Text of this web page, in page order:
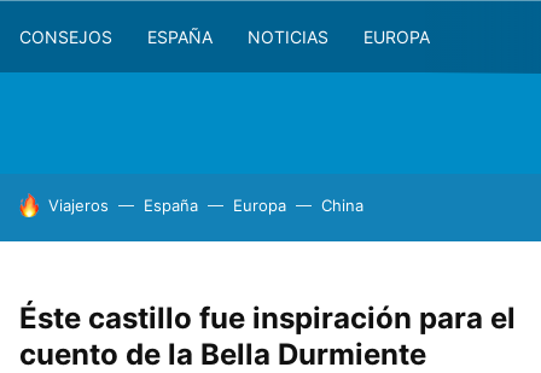
CONSEJOS ESPAÑA NOTICIAS EUROPA
HOY SE HABLA DE
Viajeros España Europa China
Éste castillo fue inspiración para el
cuento de la Bella Durmiente